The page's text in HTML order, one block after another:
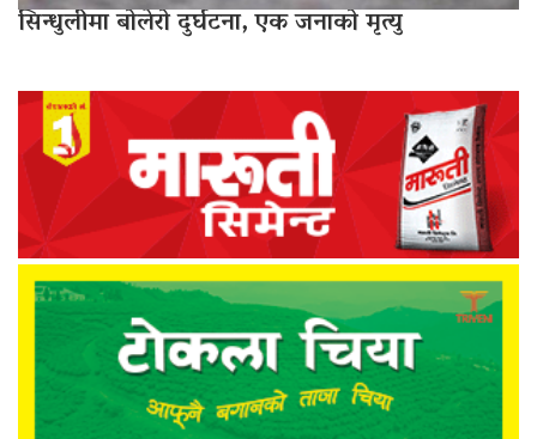
सिन्धुलीमा बोलेरो दुर्घटना, एक जनाको मृत्यु